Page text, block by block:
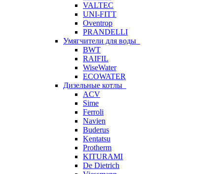
VALTEC
UNI-FITT
Oventrop
PRANDELLI
Умягчители для воды
BWT
RAIFIL
WiseWater
ECOWATER
Дизельные котлы
ACV
Sime
Ferroli
Navien
Buderus
Kentatsu
Protherm
KITURAMI
De Dietrich